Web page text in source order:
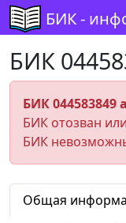
БИК -
БИК
БИК 044583849
БИК отозван
БИК
Общая